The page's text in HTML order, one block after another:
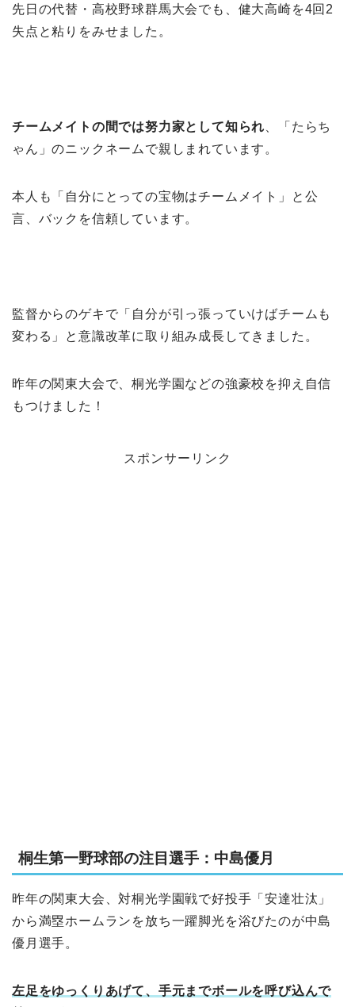
先日の代替・高校野球群馬大会でも、健大高崎を4回2
失点と粘りをみせました。
チームメイトの間では努力家として知られ 、「たらち
ゃん」のニックネームで親しまれています。
本人も「自分にとっての宝物はチームメイト」と公
言、バックを信頼しています。
監督からのゲキで「自分が引っ張っていけばチームも
変わる」と意識改革に取り組み成長してきました。
昨年の関東大会で、桐光学園などの強豪校を抑え自信
もつけました！
スポンサーリンク
桐生第一野球部の注目選手：中島優月
昨年の関東大会、対桐光学園戦で好投手「安達壮汰」
から満塁ホームランを放ち一躍脚光を浴びたのが中島
優月選手。
左足をゆっくりあげて、手元までボールを呼び込んで